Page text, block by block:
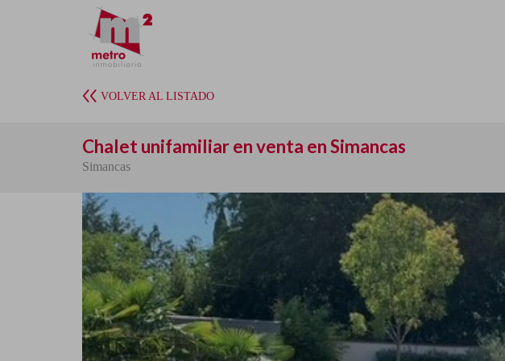
VOLVER AL LISTADO
Chalet unifamiliar en venta en Simancas
Simancas